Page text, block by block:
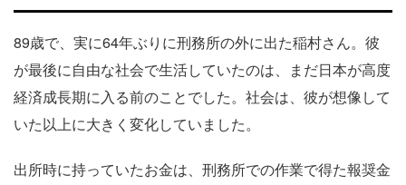
89歳で、実に64年ぶりに刑務所の外に出た稲村さん。彼
が最後に自由な社会で生活していたのは、まだ日本が高度
経済成長期に入る前のことでした。社会は、彼が想像して
いた以上に大きく変化していました。
出所時に持っていたお金は、刑務所での作業で得た報奨金